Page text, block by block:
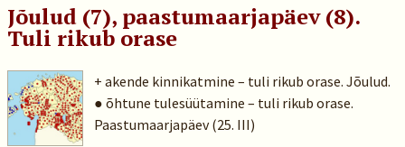
Jõulud (7), paastumaarjapäev (8).
Tuli rikub orase
+ akende kinnikatmine – tuli rikub orase. Jõulud.
● õhtune tulesüütamine – tuli rikub orase.
Paastumaarjapäev (25. III)